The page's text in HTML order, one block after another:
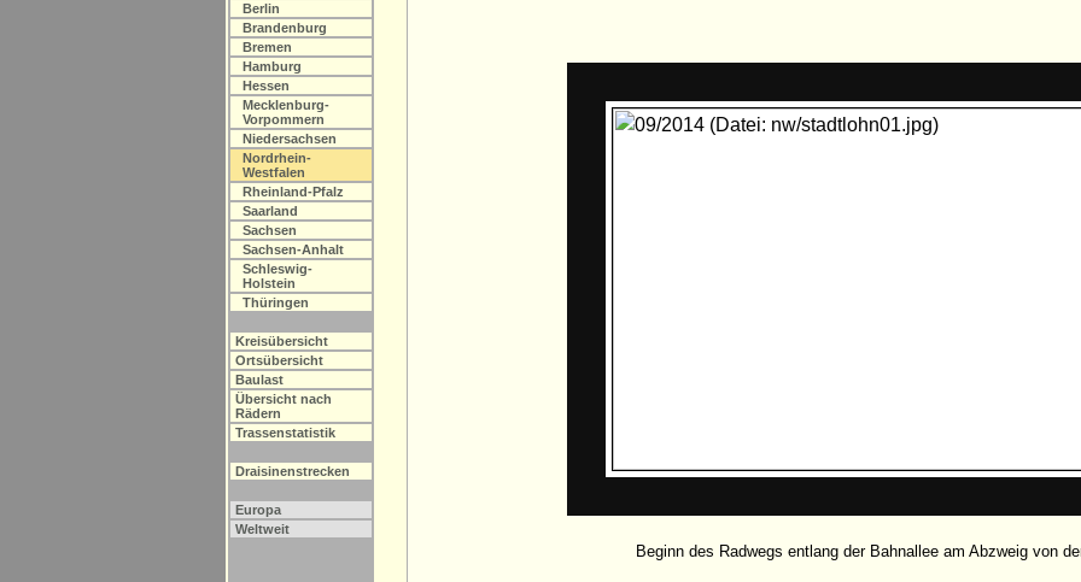
Berlin
Brandenburg
Bremen
Hamburg
Hessen
Mecklenburg-
Vorpommern
Niedersachsen
Nordrhein-
Westfalen
Rheinland-Pfalz
Saarland
Sachsen
Sachsen-Anhalt
Schleswig-
Holstein
Thüringen
Kreisübersicht
Ortsübersicht
Baulast
Übersicht nach
Rädern
Trassenstatistik
Draisinenstrecken
Europa
Weltweit
Beginn des Radwegs entlang der Bahnallee am Abzweig von